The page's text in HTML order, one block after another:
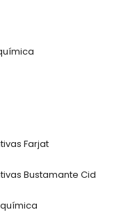
Farjat
Bustamante Cid